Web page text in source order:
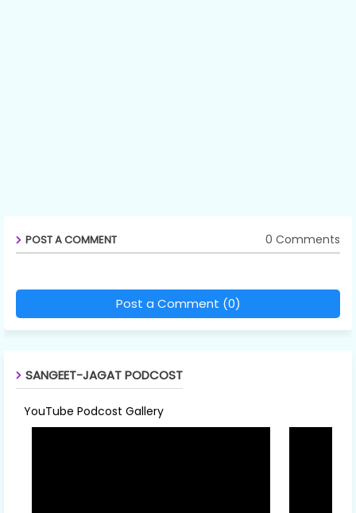
POST A COMMENT 0 Comments
Post a Comment (0)
SANGEET-JAGAT PODCOST
YouTube Podcost Gallery